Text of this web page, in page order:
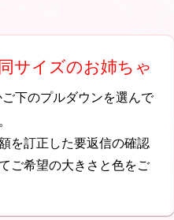
サイズのお姉ちゃ
下のプルダウンを選んで
を訂正した要返信の確認
ご希望の大きさと色をご